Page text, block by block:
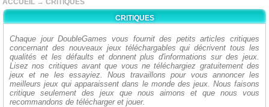
ACCUEIL → CRITIQUES
CRITIQUES
Chaque jour DoubleGames vous fournit des petits articles critiques
concernant des nouveaux jeux téléchargables qui décrivent tous les
qualités et les défaults et donnent plus d'informations sur des jeux.
Lisez nos critiques avant que vous ne téléchargiez gratuitement des
jeux et ne les essayiez. Nous travaillons pour vous annoncer les
meilleurs jeux qui apparaissent dans le monde des jeux. Nous faisons
critique seulement des jeux que nous aimons et que nous vous
recommandons de télécharger et jouer.